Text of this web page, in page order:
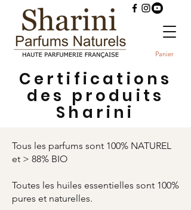
Panier
Certifications
des produits
Sharini
Tous les parfums sont 100% NATUREL
et > 88% BIO
Toutes les huiles essentielles sont 100%
pures et naturelles.